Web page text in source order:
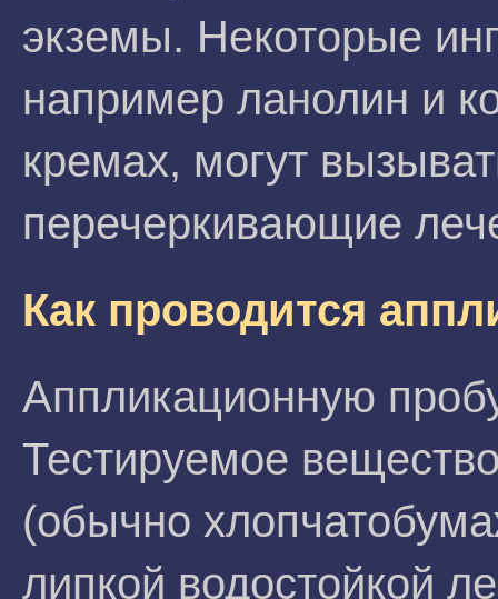
экземы. Некоторые
например ланолин и
кремах, могут
перечеркивающие
Как проводится
Аппликационную
Тестируемое
(обычно
липкой водостойкой